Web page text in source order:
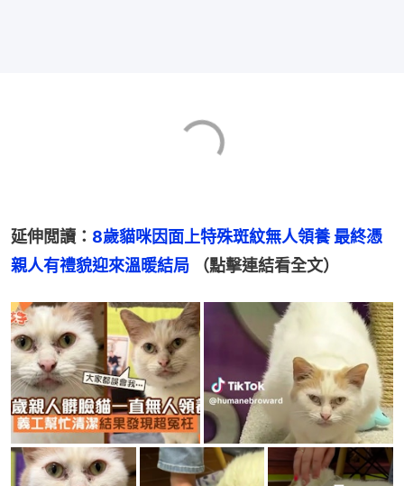
延伸閲讀： 8歲貓咪因面上特殊斑紋無人領養 最終憑
親人有禮貌迎來溫暖結局
（點擊連結看全文）